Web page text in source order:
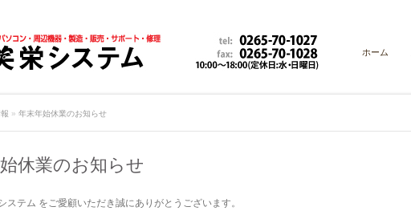
ホーム
» 年末年始休業のお知らせ
休業のお知らせ
ステム をご愛顧いただき誠にありがとうございます。